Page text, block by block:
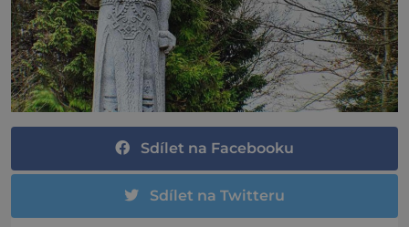
Sdílet na Facebooku
Sdílet na Twitteru